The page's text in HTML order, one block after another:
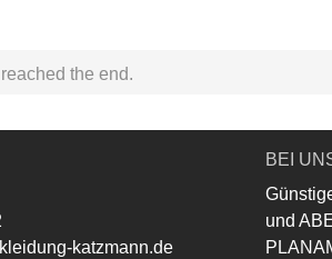
the end.
katzmann.de
BEI
und